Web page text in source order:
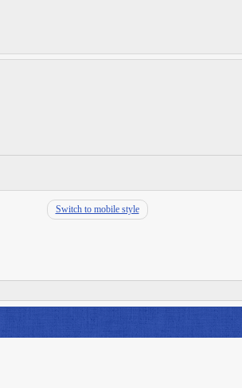
Switch to mobile style